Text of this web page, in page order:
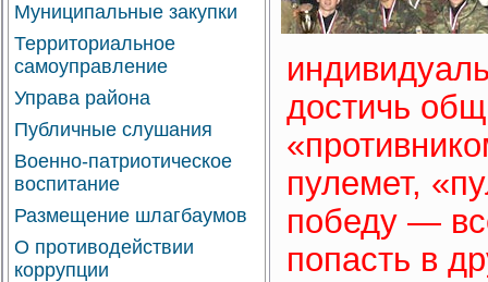
достичь
пулемет,
победу —
попасть в
Муниципальные закупки
Территориальное
самоуправление
Управа района
Публичные слушания
Военно-патриотическое
воспитание
Размещение шлагбаумов
О противодействии
коррупции